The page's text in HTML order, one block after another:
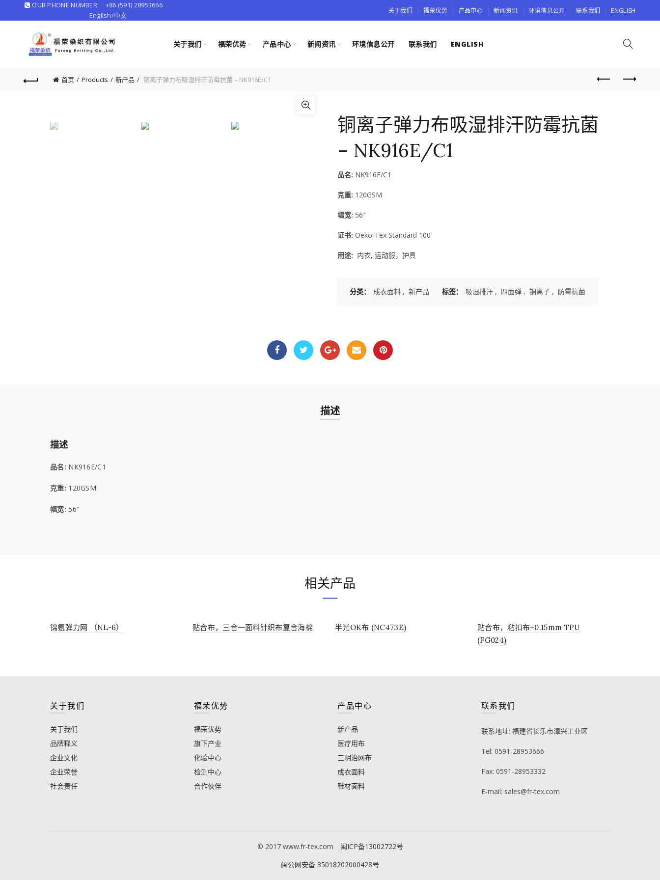
OUR PHONE NUMBER:
+86 (591) 28953666
English/中文
关于我们 福荣优势 产品中心 新闻资讯 环境信息公开 联系我们 ENGLISH
关于我们 福荣优势 产品中心 新闻资讯 环境信息公开 联系我们 ENGLISH
首页 Products 新产品 铜离子弹力布吸湿排汗防霉抗菌 – NK916E/C1
铜离子弹力布吸湿排汗防霉抗菌
– NK916E/C1
品名: NK916E/C1
克重: 120GSM
幅宽: 56″
证书: Oeko-Tex Standard 100
用途: 内衣, 运动服，护具
分类： 成衣面料 , 新产品 标签： 吸湿排汗 , 四面弹 , 铜离子 , 防霉抗菌
描述
描述
品名: NK916E/C1
克重: 120GSM
幅宽: 56″
相关产品
锦氨弹力网 （NL-6） 贴合布，三合一面料针织布复合海棉 半光OK布 (NC473E)
贴合布，粘扣布+0.15mm TPU
(FG024)
关于我们
关于我们
品牌释义
企业文化
企业荣誉
社会责任
福荣优势
福荣优势
旗下产业
化验中心
检测中心
合作伙伴
产品中心
新产品
医疗用布
三明治网布
成衣面料
鞋材面料
联系我们
联系地址: 福建省长乐市漳兴工业区
Tel: 0591-28953666
Fax: 0591-28953332
E-mail: sales@fr-tex.com
© 2017 www.fr-tex.com 闽ICP备13002722号
闽公网安备 35018202000428号